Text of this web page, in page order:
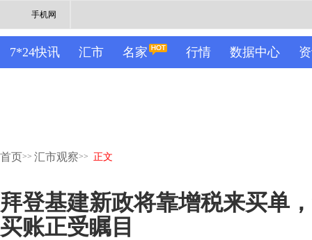
手机网
7*24快讯 汇市 名家 行情 数据中心
首页>> 汇市观察>> 正文
拜登基建新政将靠增税来买单
买账正受瞩目